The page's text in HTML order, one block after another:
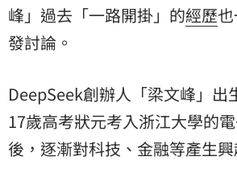
峰 」過去「一路開掛」的經歷
發討論。
DeepSeek創辦人「梁文峰」出
17歲高考狀元考入浙江大學的
後，逐漸對科技、金融等產生